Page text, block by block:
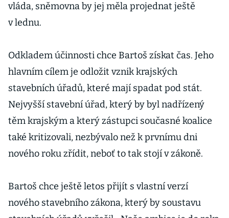
vláda, sněmovna by jej měla projednat ještě
v lednu.
Odkladem účinnosti chce Bartoš získat čas. Jeho
hlavním cílem je odložit vznik krajských
stavebních úřadů, které mají spadat pod stát.
Nejvyšší stavební úřad, který by byl nadřízený
těm krajským a který zástupci současné koalice
také kritizovali, nezbývalo než k prvnímu dni
nového roku zřídit, neboť to tak stojí v zákoně.
Bartoš chce ještě letos přijít s vlastní verzí
nového stavebního zákona, který by soustavu